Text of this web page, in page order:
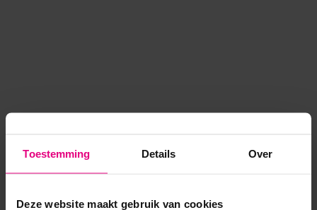
Toestemming Details Over
Deze website maakt gebruik van cookies